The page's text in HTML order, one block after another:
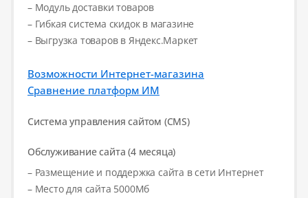
– Модуль доставки товаров
– Гибкая система скидок в магазине
– Выгрузка товаров в Яндекс.Маркет
Возможности Интернет-магазина
Сравнение платформ ИМ
Система управления сайтом (CMS)
Обслуживание сайта (4 месяца)
– Размещение и поддержка сайта в сети Интернет
– Место для сайта 5000Мб